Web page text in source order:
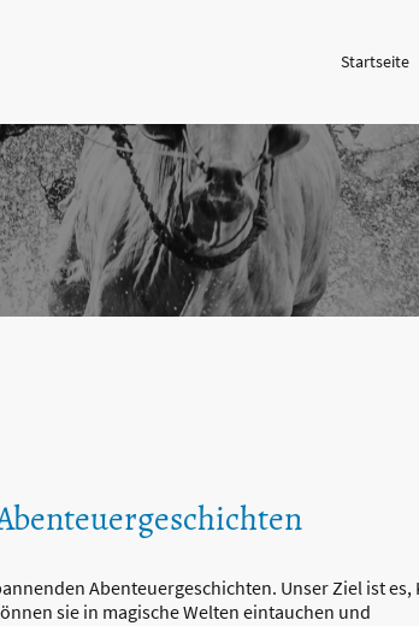
Startseite
Abenteuergeschichten. Unser Ziel ist es,
sie in magische Welten eintauchen und